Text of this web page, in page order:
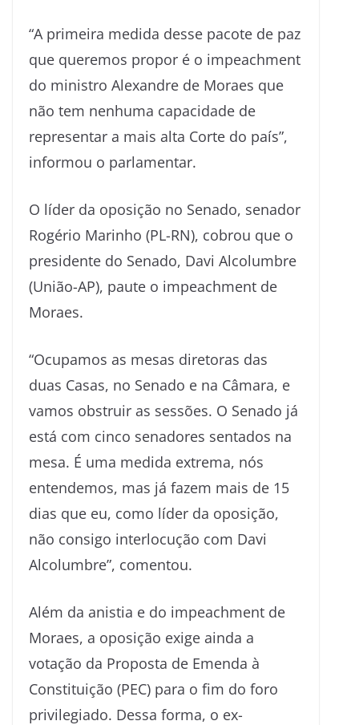
“A primeira medida desse pacote de paz
que queremos propor é o impeachment
do ministro Alexandre de Moraes que
não tem nenhuma capacidade de
representar a mais alta Corte do país”,
informou o parlamentar.
O líder da oposição no Senado, senador
Rogério Marinho (PL-RN), cobrou que o
presidente do Senado, Davi Alcolumbre
(União-AP), paute o impeachment de
Moraes.
“Ocupamos as mesas diretoras das
duas Casas, no Senado e na Câmara, e
vamos obstruir as sessões. O Senado já
está com cinco senadores sentados na
mesa. É uma medida extrema, nós
entendemos, mas já fazem mais de 15
dias que eu, como líder da oposição,
não consigo interlocução com Davi
Alcolumbre”, comentou.
Além da anistia e do impeachment de
Moraes, a oposição exige ainda a
votação da Proposta de Emenda à
Constituição (PEC) para o fim do foro
privilegiado. Dessa forma, o ex-